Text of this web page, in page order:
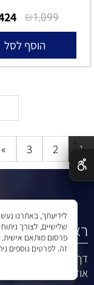
₪1,099
הוסף לסל
1
2
3
»
ראשי
דף הבית
אודות
שלישיים, לצורך
פרסום מותאם
זה. לפרטים נוספים